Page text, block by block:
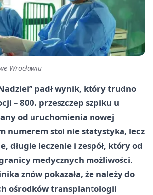
Wrocławiu
padł wynik, który trudno
– 800. przeszczep szpiku u
od uruchomienia nowej
numerem stoi nie statystyka, lecz
długie leczenie i zespół, który od
medycznych możliwości.
znów pokazała, że należy do
ośrodków transplantologii